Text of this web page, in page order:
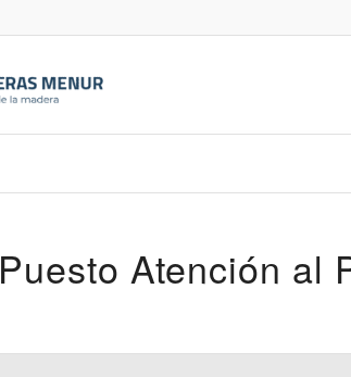
Puesto Atención al